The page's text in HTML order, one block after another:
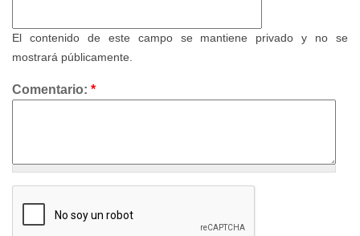
El contenido de este campo se mantiene privado y no se
mostrará públicamente.
Comentario: *